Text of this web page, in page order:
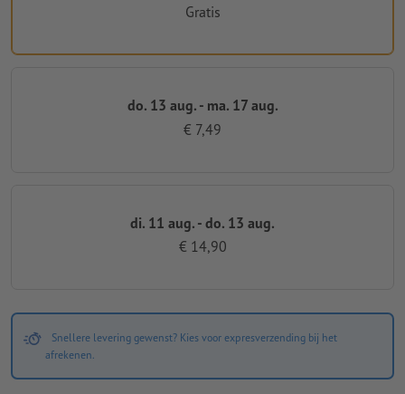
Gratis
do. 13 aug. - ma. 17 aug.
€ 7,49
di. 11 aug. - do. 13 aug.
€ 14,90
Snellere levering gewenst? Kies voor expresverzending bij het
afrekenen.